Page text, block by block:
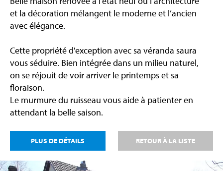
et la décoration mélangent le moderne et l’ancien
avec élégance.
Cette propriété d'exception avec sa véranda saura
vous séduire. Bien intégrée dans un milieu naturel,
on se réjouit de voir arriver le printemps et sa
floraison.
Le murmure du ruisseau vous aide à patienter en
attendant la belle saison.
PLUS DE DÉTAILS RETOUR À LA LISTE